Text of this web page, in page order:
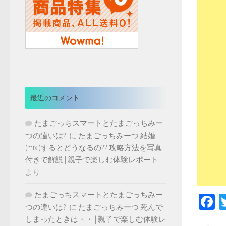
最近のコメント
たまごっちスマートとたまごっちみー
つの違いは?! に たまごっちみーつ 結婚
(mix!)するとどうなるの?? 攻略方法を写真
付きで解説 | 親子で楽しむ体験レポート
より
たまごっちスマートとたまごっちみー
つの違いは?! に たまごっちみーつ 死んで
しまったときは・・ | 親子で楽しむ体験レ